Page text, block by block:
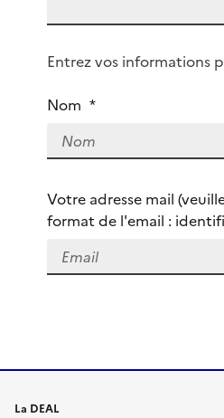
u
ê
e
-
v
Entrez vos informations
Nom *
Votre adresse mail
format de l'email :
La DEAL